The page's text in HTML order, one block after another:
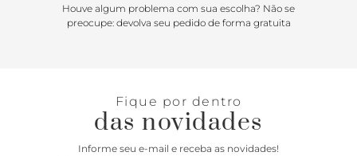
Houve algum problema com sua escolha? Não se
preocupe: devolva seu pedido de forma gratuita
Fique por dentro
das novidades
Informe seu e-mail e receba as novidades!